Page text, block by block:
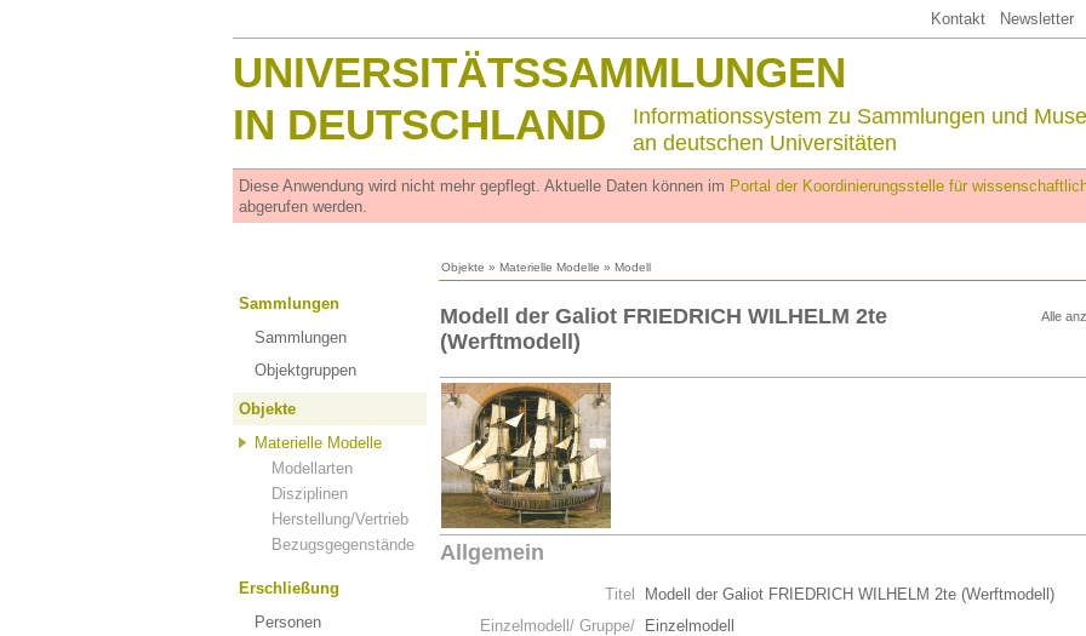
Kontakt Newsletter
UNIVERSITÄTSSAMMLUNGEN
IN DEUTSCHLAND
Informationssystem zu Sammlungen und
an deutschen Universitäten
Diese Anwendung wird nicht mehr gepflegt. Aktuelle Daten können im Portal der Koordinierungsstelle für
abgerufen werden.
Objekte » Materielle Modelle » Modell
Sammlungen
Sammlungen
Objektgruppen
Objekte
Materielle Modelle
Modellarten
Disziplinen
Herstellung/Vertrieb
Bezugsgegenstände
Erschließung
Personen
Alle
Modell der Galiot FRIEDRICH WILHELM 2te
(Werftmodell)
Allgemein
Titel
Modell der Galiot FRIEDRICH WILHELM 2te (Werftmodell)
Einzelmodell/ Gruppe/
Einzelmodell